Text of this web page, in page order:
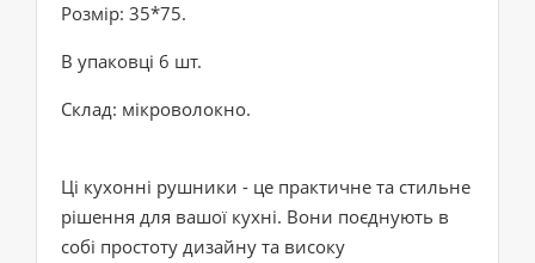
Розмір: 35*75.
В упаковці 6 шт.
Склад: мікроволокно.
Ці кухонні рушники - це практичне та стильне
рішення для вашої кухні. Вони поєднують в
собі простоту дизайну та високу